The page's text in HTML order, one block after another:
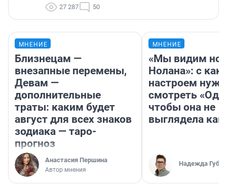
27 287 50
МНЕНИЕ
Близнецам —
внезапные перемены,
Девам —
дополнительные
траты: каким будет
август для всех знаков
зодиака — таро-
прогноз
Анастасия Першина
Автор мнения
МНЕНИЕ
«Мы видим
Нолана»: с
настроем
смотреть
чтобы она не
выглядела как
Надежда